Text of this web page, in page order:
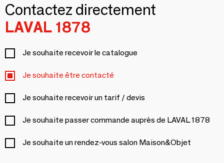
Contactez directement
LAVAL 1878
Je souhaite recevoir le catalogue
Je souhaite être contacté
Je souhaite recevoir un tarif / devis
Je souhaite passer commande auprès de LAVAL 1878
Je souhaite un rendez-vous salon Maison&Objet